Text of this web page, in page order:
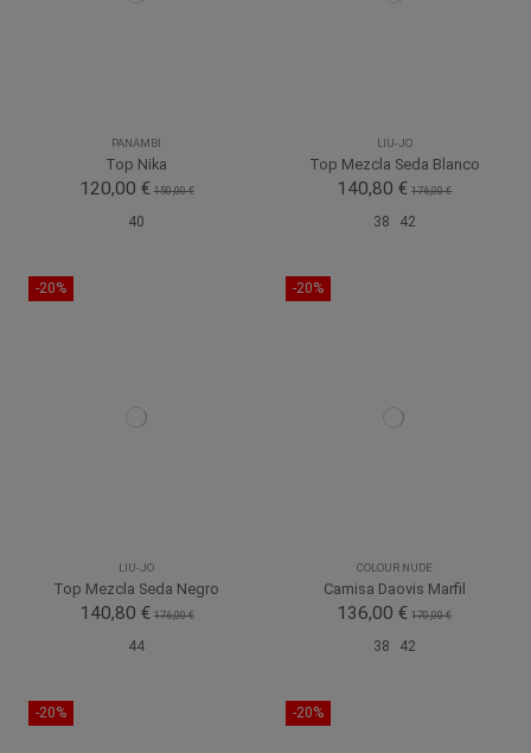
PANAMBI
Top Nika
120,00 € 150,00 €
40
LIU-JO
Top Mezcla Seda Blanco
140,80 € 176,00 €
38 42
-20%
LIU-JO
Top Mezcla Seda Negro
140,80 € 176,00 €
44
-20%
COLOUR NUDE
Camisa Daovis Marfil
136,00 € 170,00 €
38 42
-20% -20%